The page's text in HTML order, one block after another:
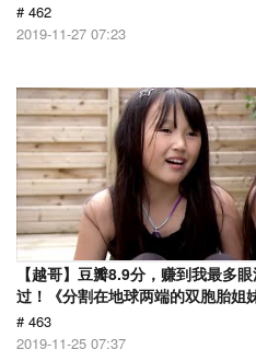
# 462
2019-11-27 07:23
【越哥】豆瓣8.9分，赚到我最多
过！《分割在地球两端的双胞胎姐
# 463
2019-11-25 07:37